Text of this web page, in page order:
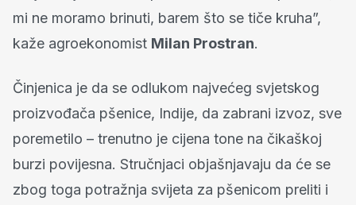
mi ne moramo brinuti, barem što se tiče kruha”,
kaže agroekonomist Milan Prostran.
Činjenica je da se odlukom najvećeg svjetskog
proizvođača pšenice, Indije, da zabrani izvoz, sve
poremetilo – trenutno je cijena tone na čikaškoj
burzi povijesna. Stručnjaci objašnjavaju da će se
zbog toga potražnja svijeta za pšenicom preliti i